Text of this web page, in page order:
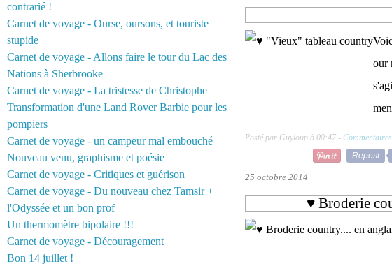
contrarié !
Carnet de voyage - Ourse, oursons, et touriste
stupide
Carnet de voyage - Allons faire le tour du Lac des
Nations à Sherbrooke
Carnet de voyage - La tristesse de Christophe
Transformation d'une Land Rover Barbie pour les
pompiers
Carnet de voyage - un campeur mal embouché
Nouveau venu, graphisme et poésie
Carnet de voyage - Critiques et guérison
Carnet de voyage - Du nouveau chez Tamsir +
l'Odyssée et un bon prof
Un thermomètre bipolaire !!!
Carnet de voyage - Découragement
Bon 14 juillet !
our
Posté par Guyloup à 00:47 -
Repost
25 octobre 2014
♥ Broderie